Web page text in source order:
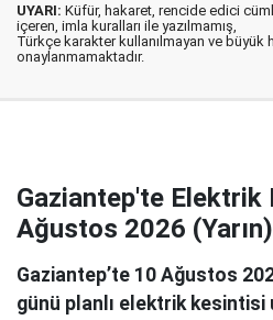
UYARI: Küfür, hakaret, rencide edici
içeren, imla kuralları ile yazılmamış,
Türkçe karakter kullanılmayan ve büyük
onaylanmamaktadır.
Gaziantep'te Elektrik
Ağustos 2026 (Yarın)
Gaziantep’te 10 Ağustos
günü planlı elektrik kesintisi